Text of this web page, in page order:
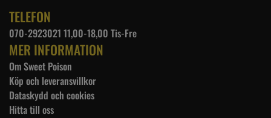
TELEFON
070-2923021 11,00-18,00 Tis-Fre
MER INFORMATION
Om Sweet Poison
Köp och leveransvillkor
Dataskydd och cookies
Hitta till oss